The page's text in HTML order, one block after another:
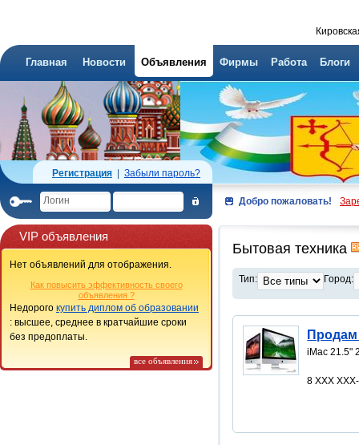
Главная Новости Объявления Фирмы Работа Блоги
Регистрация Забыли пароль?
Добро пожаловать!
VIP объявления
Нет объявлений для отображения.
Как повысить эффективность своего
объявления ?
Недорого купить диплом об образовании
: высшее, среднее в кратчайшие сроки
без предоплаты.
все объявления
Бытовая техника
Тип: Город:
Продам
iMac 21.5"
8 XXX